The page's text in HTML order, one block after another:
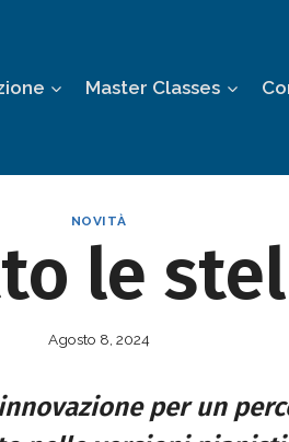
Master Classes
NOVITÀ
le
Agosto 8, 2024
vazioneper un